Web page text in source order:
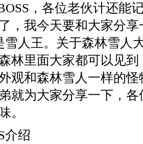
，各位老伙计还能
，我今天要和大家分享
雪人王。关于森林雪人
林里面大家都可以见
观和森林雪人一样的
就为大家分享一下，
。
介绍